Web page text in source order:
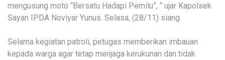
mengusung moto “Bersatu Hadapi Pemilu”, “ ujar Kapolsek
Sayan IPDA Noviyar Yunus. Selasa, (28/11) siang.
Selama kegiatan patroli, petugas memberikan imbauan
kepada warga agar tetap menjaga kerukunan dan tidak